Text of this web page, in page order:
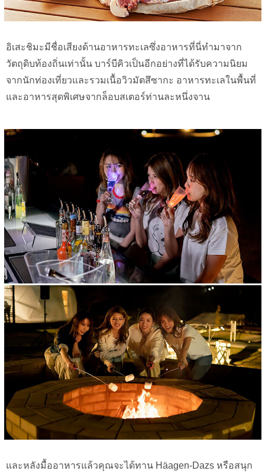
อิเสะชิมะมีชื่อเสียงด้านอาหารทะเลซึ่งอาหารที่นี่ทำมาจาก
วัตถุดิบท้องถิ่นเท่านั้น บาร์บีคิวเป็นอีกอย่างที่ได้รับความนิยม
จากนักท่องเที่ยวและรวมเนื้อวิวมัตสึซากะ อาหารทะเลในพื้นที่
และอาหารสุดพิเศษจากล็อบสเตอร์ท่านละหนึ่งจาน
และหลังมื้ออาหารแล้วคุณจะได้ทาน Häagen-Dazs หรือสนุก